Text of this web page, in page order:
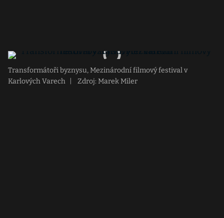
Transformátoři byznysu, Mezinárodní filmový festival v
Karlových Varech
Zdroj: Marek Miler